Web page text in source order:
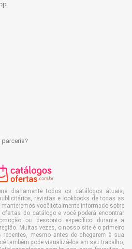
parceria?
diariamente todos os catálogos atuais,
revistas e lookbooks de todas as
você totalmente informado sobre
do catálogo e você poderá encontrar
ou desconto específico durante a
Muitas vezes, o nosso site é o primeiro
mesmo antes de chegarem à sua
também pode visualizá-los em seu trabalho,